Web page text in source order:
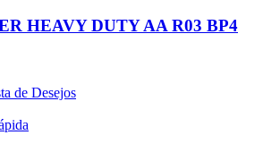
HEAVY DUTY AA R03 BP4
de Desejos